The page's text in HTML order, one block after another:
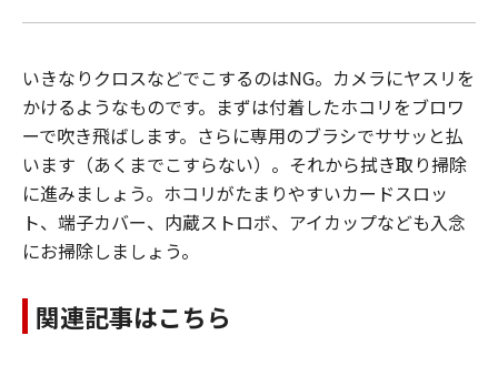
いきなりクロスなどでこするのはNG。カメラにヤスリを
かけるようなものです。まずは付着したホコリをブロワ
ーで吹き飛ばします。さらに専用のブラシでササッと払
います（あくまでこすらない）。それから拭き取り掃除
に進みましょう。ホコリがたまりやすいカードスロッ
ト、端子カバー、内蔵ストロボ、アイカップなども入念
にお掃除しましょう。
関連記事はこちら